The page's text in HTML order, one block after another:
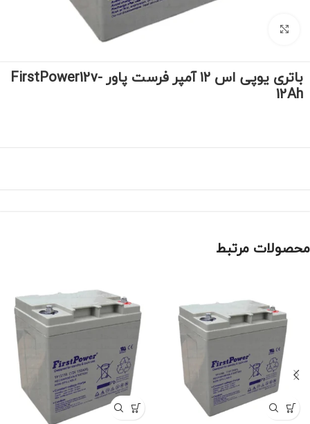
باتری یوپی اس ۱۲ آمپر فرست پاور FirstPower12v-
12Ah
محصولات مرتبط